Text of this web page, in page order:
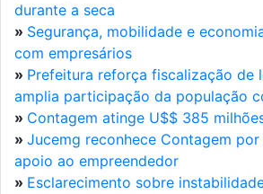
durante a seca
» Segurança, mobilidade e
com empresários
» Prefeitura reforça fiscalização de
amplia participação da população
» Contagem atinge U$$ 385
» Jucemg reconhece Contagem
apoio ao empreendedor
» Esclarecimento sobre